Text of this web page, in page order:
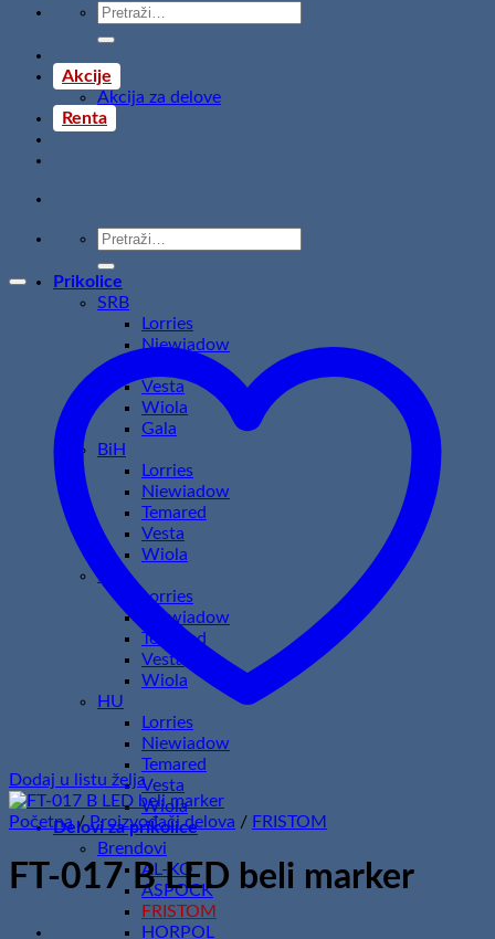
Pretraži:
Akcije
Akcija za delove
Renta
Pretraži:
Prikolice
SRB
Lorries
Niewiadow
Vesta
Wiola
Gala
BiH
Lorries
Niewiadow
Temared
Vesta
Wiola
HR
Lorries
Niewiadow
Temared
Vesta
Wiola
HU
Lorries
Niewiadow
Temared
Vesta
Wiola
Delovi za prikolice
Brendovi
AL-KO
ASPOCK
FRISTOM
HORPOL
Dodaj u listu želja
Početna / Proizvođači delova / FRISTOM
FT-017 B LED beli marker